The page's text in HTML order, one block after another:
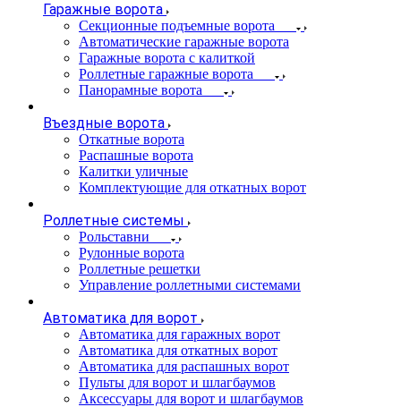
Гаражные ворота
Секционные подъемные ворота
Автоматические гаражные ворота
Гаражные ворота с калиткой
Роллетные гаражные ворота
Панорамные ворота
Въездные ворота
Откатные ворота
Распашные ворота
Калитки уличные
Комплектующие для откатных ворот
Роллетные системы
Рольставни
Рулонные ворота
Роллетные решетки
Управление роллетными системами
Автоматика для ворот
Автоматика для гаражных ворот
Автоматика для откатных ворот
Автоматика для распашных ворот
Пульты для ворот и шлагбаумов
Аксессуары для ворот и шлагбаумов